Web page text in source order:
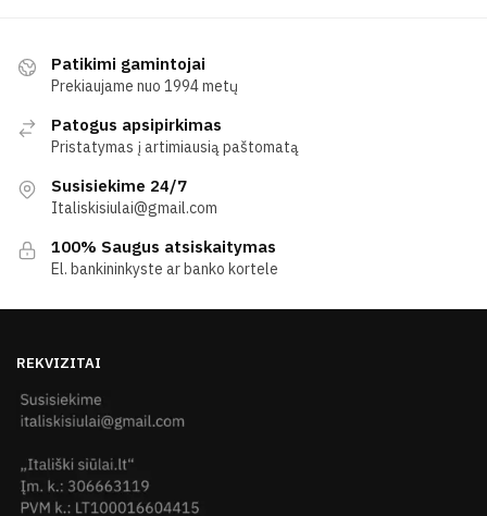
Patikimi gamintojai
Prekiaujame nuo 1994 metų
Patogus apsipirkimas
Pristatymas į artimiausią paštomatą
Susisiekime 24/7
Italiskisiulai@gmail.com
100% Saugus atsiskaitymas
El. bankininkyste ar banko kortele
REKVIZITAI